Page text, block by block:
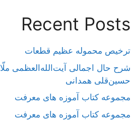
Recent Posts
ترخیص محموله عظیم قطعات
شرح حال اجمالی آیت‌الله‌العظمی ملّا
حسین‌قلی همدانی
مجموعه کتاب آموزه های معرفت
مجموعه کتاب آموزه های معرفت